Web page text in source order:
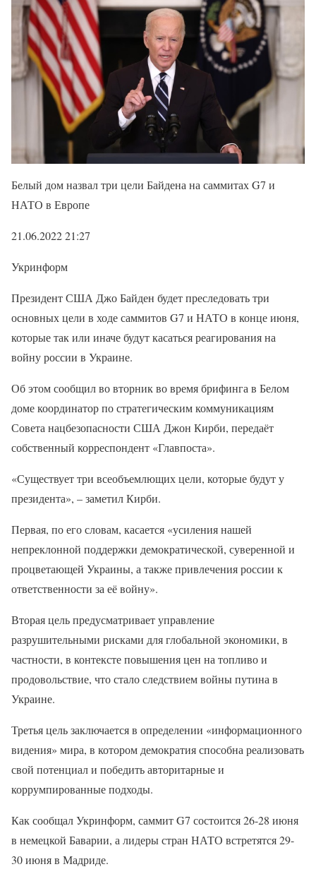
Белый дом назвал три цели Байдена на саммитах G7 и
НАТО в Европе
21.06.2022 21:27
Укринформ
Президент США Джо Байден будет преследовать три
основных цели в ходе саммитов G7 и НАТО в конце июня,
которые так или иначе будут касаться реагирования на
войну россии в Украине.
Об этом сообщил во вторник во время брифинга в Белом
доме координатор по стратегическим коммуникациям
Совета нацбезопасности США Джон Кирби, передаёт
собственный корреспондент «Главпоста».
«Существует три всеобъемлющих цели, которые будут у
президента», – заметил Кирби.
Первая, по его словам, касается «усиления нашей
непреклонной поддержки демократической, суверенной и
процветающей Украины, а также привлечения россии к
ответственности за её войну».
Вторая цель предусматривает управление
разрушительными рисками для глобальной экономики, в
частности, в контексте повышения цен на топливо и
продовольствие, что стало следствием войны путина в
Украине.
Третья цель заключается в определении «информационного
видения» мира, в котором демократия способна реализовать
свой потенциал и победить авторитарные и
коррумпированные подходы.
Как сообщал Укринформ, саммит G7 состоится 26-28 июня
в немецкой Баварии, а лидеры стран НАТО встретятся 29-
30 июня в Мадриде.